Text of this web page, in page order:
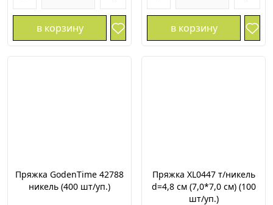
в корзину в корзину
Пряжка GodenTime 42788
никель (400 шт/уп.)
Пряжка XL0447 т/никель
d=4,8 см (7,0*7,0 см) (100
шт/уп.)